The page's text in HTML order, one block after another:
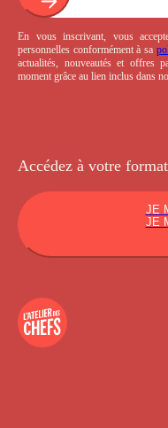
En vous inscrivant, vous
personnelles conformément à sa
actualités, nouveautés et offres
moment grâce au lien inclus dans
Accédez à votre
JE
JE